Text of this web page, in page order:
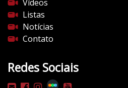
e
m
a
c
o
m
Vídeos
Listas
Notícias
Contato
Redes Sociais